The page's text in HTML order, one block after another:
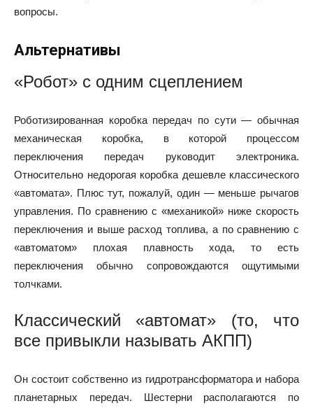
вопросы.
Альтернативы
«Робот» с одним сцеплением
Роботизированная коробка передач по сути — обычная
механическая коробка, в которой процессом
переключения передач руководит электроника.
Относительно недорогая коробка дешевле классического
«автомата». Плюс тут, пожалуй, один — меньше рычагов
управления. По сравнению с «механикой» ниже скорость
переключения и выше расход топлива, а по сравнению с
«автоматом» плохая плавность хода, то есть
переключения обычно сопровождаются ощутимыми
толчками.
Классический «автомат» (то, что
все привыкли называть АКПП)
Он состоит собственно из гидротрансформатора и набора
планетарных передач. Шестерни располагаются по